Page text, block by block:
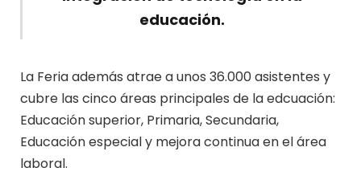
educación.
La Feria además atrae a unos 36.000 asistentes y
cubre las cinco áreas principales de la edcuación:
Educación superior, Primaria, Secundaria,
Educación especial y mejora continua en el área
laboral.